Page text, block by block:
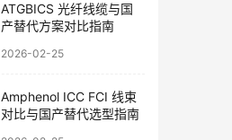
ATGBICS 光纤线缆与国
产替代方案对比指南
2026-02-25
Amphenol ICC FCI 线束
对比与国产替代选型指南